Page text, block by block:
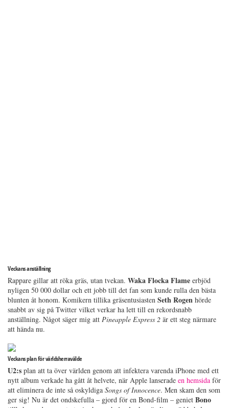
Veckans anställning
Rappare gillar att röka gräs, utan tvekan. Waka Flocka Flame erbjöd
nyligen 50 000 dollar och ett jobb till det fan som kunde rulla den bästa
blunten åt honom. Komikern tillika gräsentusiasten Seth Rogen hörde
snabbt av sig på Twitter vilket verkar ha lett till en rekordsnabb
anställning. Något säger mig att Pineapple Express 2 är ett steg närmare
att hända nu.
Veckans plan för världsherravälde
U2:s plan att ta över världen genom att infektera varenda iPhone med ett
nytt album verkade ha gått åt helvete, när Apple lanserade en hemsida för
att eliminera de inte så oskyldiga Songs of Innocence. Men skam den som
ger sig! Nu är det ondskefulla – gjord för en Bond-film – geniet Bono